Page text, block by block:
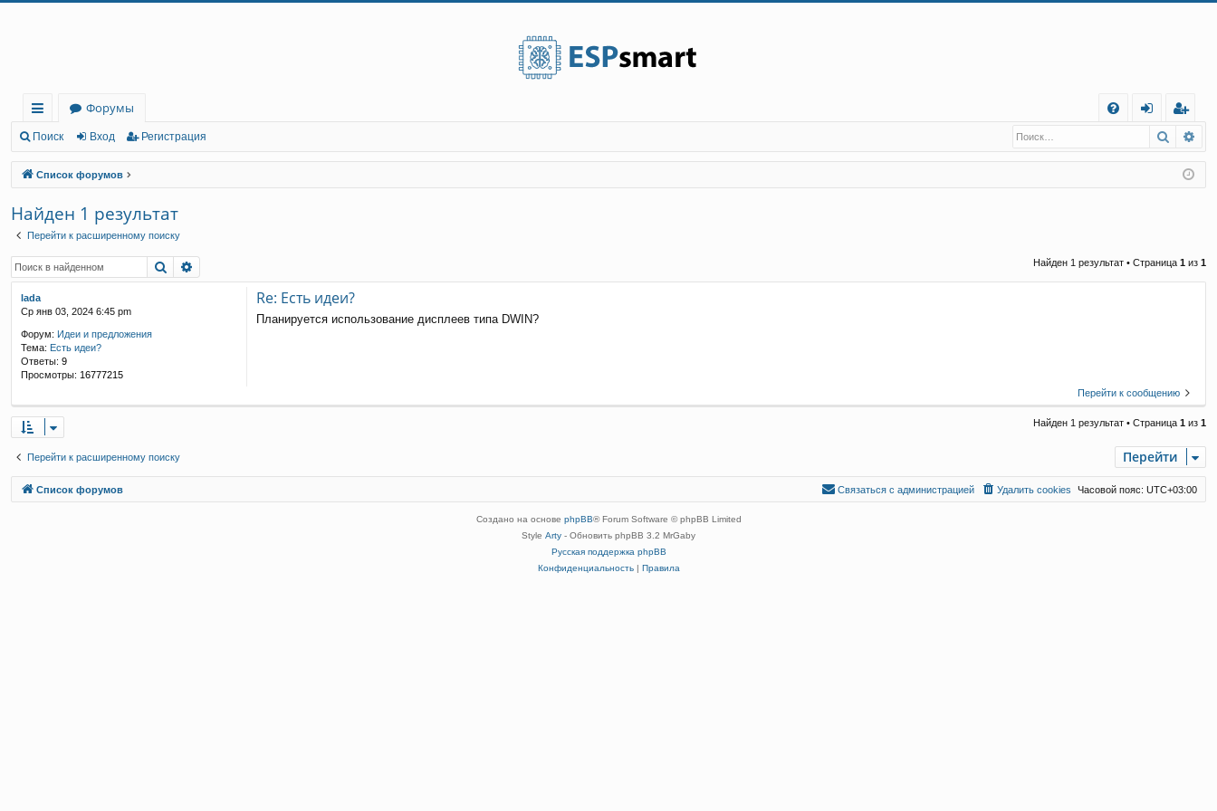
с
ы
лк
и
Форумы
Q
д
г
ис
тр
Поиск Вход Регистрация Поиск
Список форумов
Найден 1 результат
Перейти к расширенному поиску
Поиск Найден 1 результат • Страница 1 из 1
lada
Ср янв 03, 2024 6:45 pm
Форум: Идеи и предложения
Тема: Есть идеи?
Ответы: 9
Просмотры: 16777215
Re: Есть идеи?
Планируется использование дисплеев типа DWIN?
Перейти к сообщению
Найден 1 результат • Страница 1 из 1
Перейти к расширенному поиску Перейти
Список форумов Часовой пояс: UTC+03:00
Удалить cookies
Связаться с
Связаться с администрацией
Создано на основе phpBB® Forum Software © phpBB Limited
Style Arty - Обновить phpBB 3.2 MrGaby
Русская поддержка phpBB
Конфиденциальность| Правила